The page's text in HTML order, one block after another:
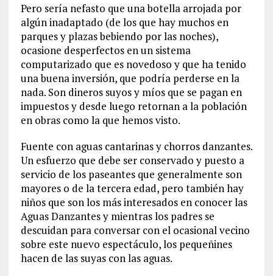
Pero sería nefasto que una botella arrojada por
algún inadaptado (de los que hay muchos en
parques y plazas bebiendo por las noches),
ocasione desperfectos en un sistema
computarizado que es novedoso y que ha tenido
una buena inversión, que podría perderse en la
nada. Son dineros suyos y míos que se pagan en
impuestos y desde luego retornan a la población
en obras como la que hemos visto.
Fuente con aguas cantarinas y chorros danzantes.
Un esfuerzo que debe ser conservado y puesto a
servicio de los paseantes que generalmente son
mayores o de la tercera edad, pero también hay
niños que son los más interesados en conocer las
Aguas Danzantes y mientras los padres se
descuidan para conversar con el ocasional vecino
sobre este nuevo espectáculo, los pequeñines
hacen de las suyas con las aguas.